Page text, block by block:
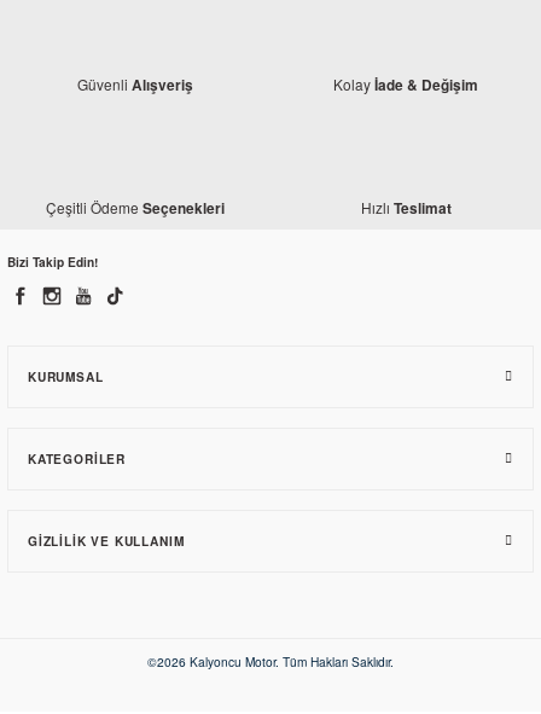
Güvenli Alışveriş Kolayİade & Değişim
Çeşitli Ödeme Seçenekleri Hızlı Teslimat
Bizi Takip Edin!
KURUMSAL
KATEGORILER
GIZLILIK VE KULLANIM
©2026 Kalyoncu Motor. Tüm Hakları Saklıdır.